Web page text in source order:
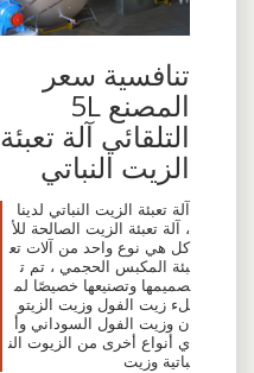
تنافسية سعر
المصنع 5L
التلقائي آلة تعبئة
الزيت النباتي
آلة تعبئة الزيت النباتي لدينا
، آلة تعبئة الزيت الصالحة للأ
كل هي نوع واحد من آلات تع
بئة المكبس الحجمي ، تم ت
صميمها وتصنيعها خصيصًا لم
لء زيت الفول وزيت الزيتو
ن وزيت الفول السوداني وأ
ي أنواع أخرى من الزيوت الن
باتية وزيت